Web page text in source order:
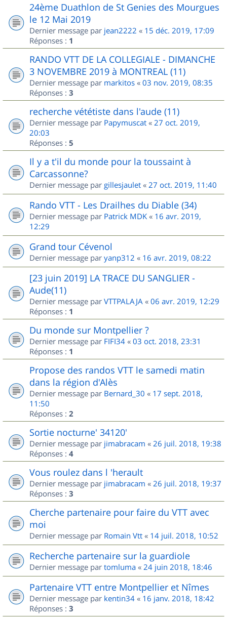
24ème Duathlon de St Genies des Mourgues
le 12 Mai 2019
Dernier message par jean2222 « 15 déc. 2019, 17:09
Réponses : 1
RANDO VTT DE LA COLLEGIALE - DIMANCHE
3 NOVEMBRE 2019 à MONTREAL (11)
Dernier message par markitos « 03 nov. 2019, 08:35
Réponses : 3
recherche vététiste dans l'aude (11)
Dernier message par Papymuscat « 27 oct. 2019,
20:03
Réponses : 5
Il y a t'il du monde pour la toussaint à
Carcassonne?
Dernier message par gillesjaulet « 27 oct. 2019, 11:40
Rando VTT - Les Drailhes du Diable (34)
Dernier message par Patrick MDK « 16 avr. 2019,
12:29
Grand tour Cévenol
Dernier message par yanp312 « 16 avr. 2019, 08:22
[23 juin 2019] LA TRACE DU SANGLIER -
Aude(11)
Dernier message par VTTPALAJA « 06 avr. 2019, 12:29
Réponses : 1
Du monde sur Montpellier ?
Dernier message par FIFI34 « 03 oct. 2018, 23:31
Réponses : 1
Propose des randos VTT le samedi matin
dans la région d'Alès
Dernier message par Bernard_30 « 17 sept. 2018,
11:50
Réponses : 2
Sortie nocturne' 34120'
Dernier message par jimabracam « 26 juil. 2018, 19:38
Réponses : 4
Vous roulez dans l 'herault
Dernier message par jimabracam « 26 juil. 2018, 19:37
Réponses : 3
Cherche partenaire pour faire du VTT avec
moi
Dernier message par Romain Vtt « 14 juil. 2018, 10:52
Recherche partenaire sur la guardiole
Dernier message par tomluma « 24 juin 2018, 18:46
Partenaire VTT entre Montpellier et Nîmes
Dernier message par kentin34 « 16 janv. 2018, 18:42
Réponses : 3